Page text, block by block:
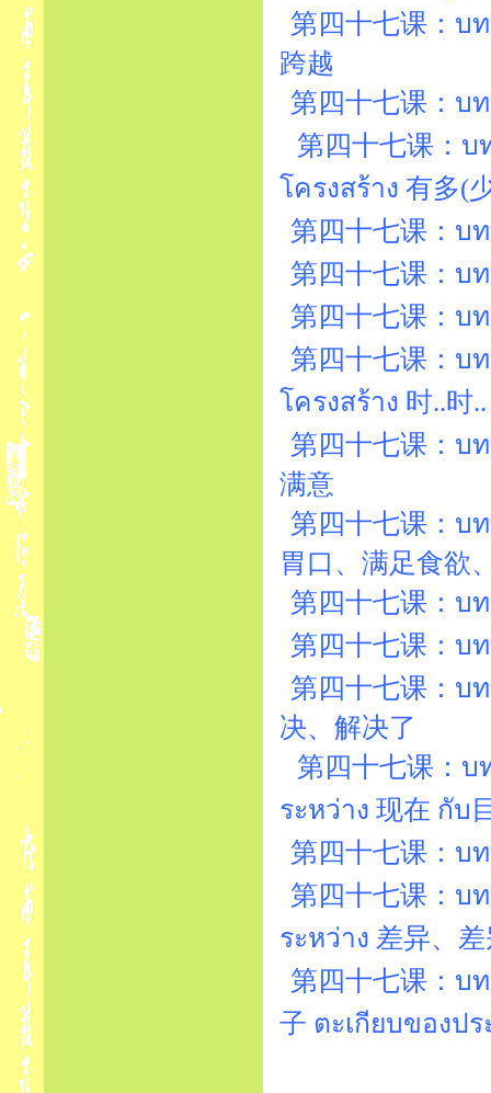
第四十七课：บ
跨越
第四十七课：บ
第四十七课：บ
โครงสร้าง 有多(
第四十七课：บ
第四十七课：บ
第四十七课：บ
第四十七课：บ
โครงสร้าง 时..时..
第四十七课：บ
满意
第四十七课：บ
胃口、满足食欲
第四十七课：บ
第四十七课：บ
第四十七课：บ
决、解决了
第四十七课：
ระหว่าง 现在 กับ
第四十七课：บ
第四十七课：บ
ระหว่าง 差异、
第四十七课：บ
子 ตะเกียบของป